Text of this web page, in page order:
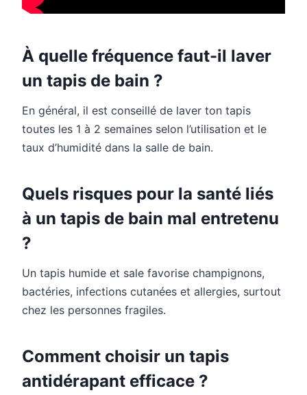
À quelle fréquence faut-il laver
un tapis de bain ?
En général, il est conseillé de laver ton tapis
toutes les 1 à 2 semaines selon l’utilisation et le
taux d’humidité dans la salle de bain.
Quels risques pour la santé liés
à un tapis de bain mal entretenu
?
Un tapis humide et sale favorise champignons,
bactéries, infections cutanées et allergies, surtout
chez les personnes fragiles.
Comment choisir un tapis
antidérapant efficace ?